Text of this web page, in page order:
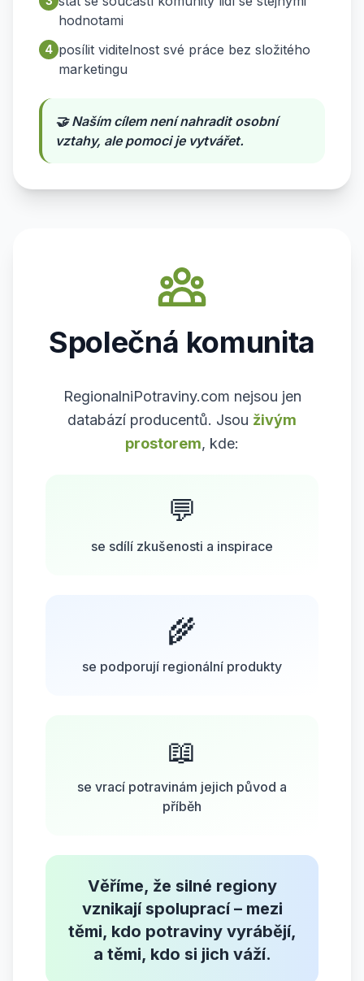
hodnotami
4 posílit viditelnost své práce bez složitého
marketingu
🤝 Naším cílem není nahradit osobní
vztahy, ale pomoci je vytvářet.
Společná komunita
RegionalniPotraviny.com nejsou jen
databází producentů. Jsou živým
prostorem, kde:
💬
se sdílí zkušenosti a inspirace
🌾
se podporují regionální produkty
📖
se vrací potravinám jejich původ a
příběh
Věříme, že silné regiony
vznikají spoluprací – mezi
těmi, kdo potraviny vyrábějí,
a těmi, kdo si jich váží.